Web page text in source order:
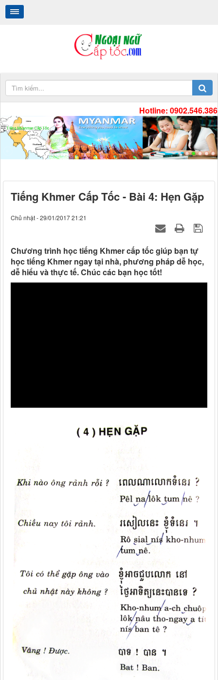
Hotline: 0902.546.386
Tiếng Myanmar Cấp Tốc
Tiếng Khmer Cấp Tốc - Bài 4: Hẹn Gặp
Chủ nhật - 29/01/2017 21:21
Chương trình học tiếng Khmer cấp tốc giúp bạn tự
học tiếng Khmer ngay tại nhà, phương pháp dễ học,
dễ hiểu và thực tế. Chúc các bạn học tốt!